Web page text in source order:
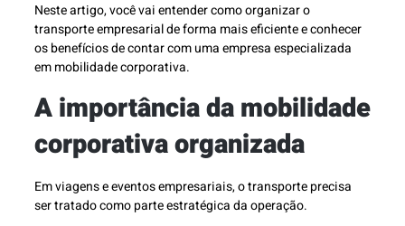
Neste artigo, você vai entender como organizar o
transporte empresarial de forma mais eficiente e conhecer
os benefícios de contar com uma empresa especializada
em mobilidade corporativa.
A importância da mobilidade
corporativa organizada
Em viagens e eventos empresariais, o transporte precisa
ser tratado como parte estratégica da operação.